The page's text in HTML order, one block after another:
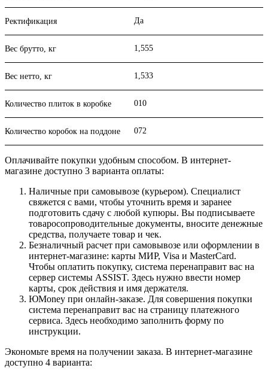
Ректификация Да
Вес брутто, кг 1,555
Вес нетто, кг 1,533
Количество плиток в коробке 010
Количество коробок на поддоне 072
Оплачивайте покупки удобным способом. В интернет-
магазине доступно 3 варианта оплаты:
Наличные при самовывозе (курьером). Специалист
свяжется с вами, чтобы уточнить время и заранее
подготовить сдачу с любой купюры. Вы подписываете
товаросопроводительные документы, вносите денежные
средства, получаете товар и чек.
Безналичный расчет при самовывозе или оформлении в
интернет-магазине: карты МИР, Visa и MasterCard.
Чтобы оплатить покупку, система перенаправит вас на
сервер системы ASSIST. Здесь нужно ввести номер
карты, срок действия и имя держателя.
ЮMoney при онлайн-заказе. Для совершения покупки
система перенаправит вас на страницу платежного
сервиса. Здесь необходимо заполнить форму по
инструкции.
Экономьте время на получении заказа. В интернет-магазине
доступно 4 варианта: